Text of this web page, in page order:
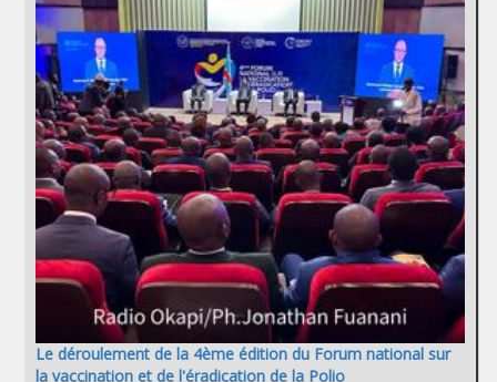
Le déroulement de la 4ème édition du Forum national sur
la vaccination et de l'éradication de la Polio